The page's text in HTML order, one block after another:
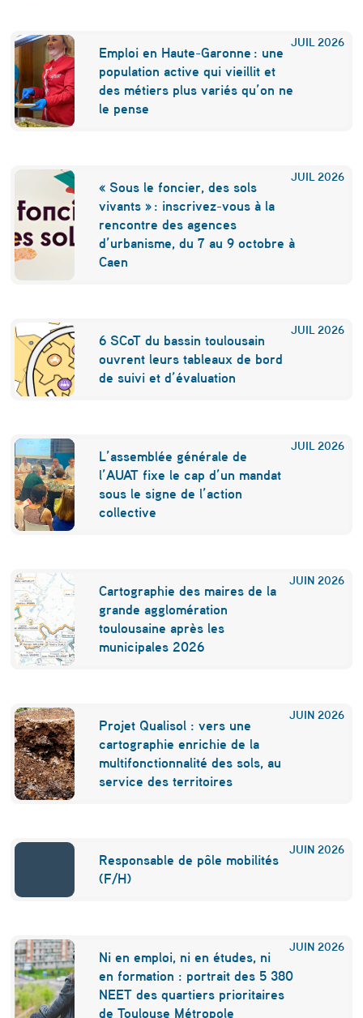
m
e
n
t
c
’
e
s
t
a
c
o
s
t
r
u
t
i
o
n
!
JUIL 2026
Emploi en Haute-Garonne : une
population active qui vieillit et
des métiers plus variés qu’on ne
le pense
JUIL 2026
« Sous le foncier, des sols
vivants » : inscrivez-vous à la
rencontre des agences
d’urbanisme, du 7 au 9 octobre à
Caen
JUIL 2026
6 SCoT du bassin toulousain
ouvrent leurs tableaux de bord
de suivi et d’évaluation
JUIL 2026
L’assemblée générale de
l’AUAT fixe le cap d’un mandat
sous le signe de l’action
collective
JUIN 2026
Cartographie des maires de la
grande agglomération
toulousaine après les
municipales 2026
JUIN 2026
Projet Qualisol : vers une
cartographie enrichie de la
multifonctionnalité des sols, au
service des territoires
JUIN 2026
Responsable de pôle mobilités
(F/H)
JUIN 2026
Ni en emploi, ni en études, ni
en formation : portrait des 5 380
NEET des quartiers prioritaires
de Toulouse Métropole